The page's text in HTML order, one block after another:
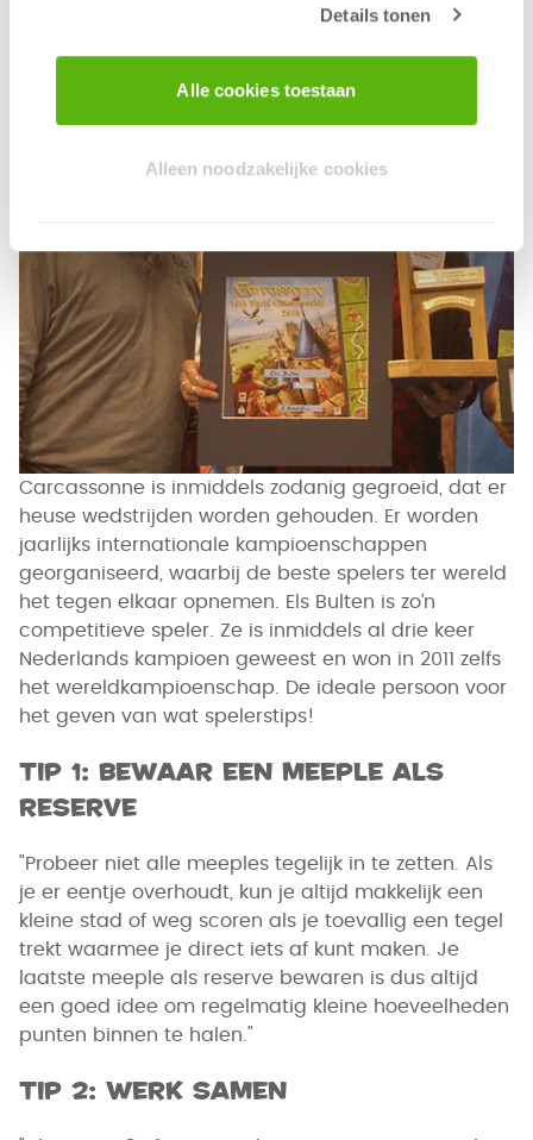
Details tonen
Alle cookies toestaan
Alleen noodzakelijke cookies
Carcassonne is inmiddels zodanig gegroeid, dat er
heuse wedstrijden worden gehouden. Er worden
jaarlijks internationale kampioenschappen
georganiseerd, waarbij de beste spelers ter wereld
het tegen elkaar opnemen. Els Bulten is zo’n
competitieve speler. Ze is inmiddels al drie keer
Nederlands kampioen geweest en won in 2011 zelfs
het wereldkampioenschap. De ideale persoon voor
het geven van wat spelerstips!
Tip 1: Bewaar een meeple als
reserve
"Probeer niet alle meeples tegelijk in te zetten. Als
je er eentje overhoudt, kun je altijd makkelijk een
kleine stad of weg scoren als je toevallig een tegel
trekt waarmee je direct iets af kunt maken. Je
laatste meeple als reserve bewaren is dus altijd
een goed idee om regelmatig kleine hoeveelheden
punten binnen te halen."
Tip 2: Werk samen